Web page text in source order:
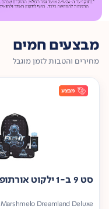
מבצעים חמים
מחירים והטבות לזמן מוגבל
סט 9 ב-1 ילקוט אורתופדי+עגלה
Marshmelo Dreamland Deluxe